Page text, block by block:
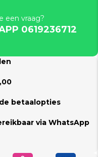
een vraag?
0619236712
betaalopties
via WhatsApp